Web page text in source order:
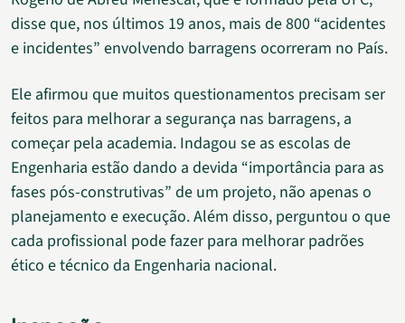
disse que, nos últimos 19 anos, mais de 800 “acidentes
e incidentes” envolvendo barragens ocorreram no País.
Ele afirmou que muitos questionamentos precisam ser
feitos para melhorar a segurança nas barragens, a
começar pela academia. Indagou se as escolas de
Engenharia estão dando a devida “importância para as
fases pós-construtivas” de um projeto, não apenas o
planejamento e execução. Além disso, perguntou o que
cada profissional pode fazer para melhorar padrões
ético e técnico da Engenharia nacional.